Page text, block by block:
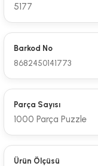
5177
Barkod No
8682450141773
Parça Sayısı
1000 Parça Puzzle
Ürün Ölçüsü